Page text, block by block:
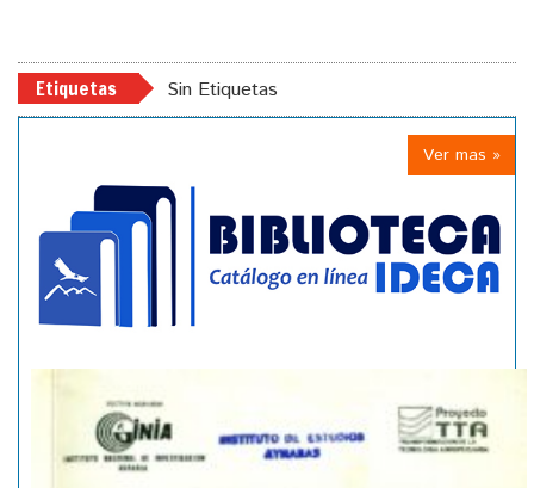
Etiquetas Sin Etiquetas
Ver mas »